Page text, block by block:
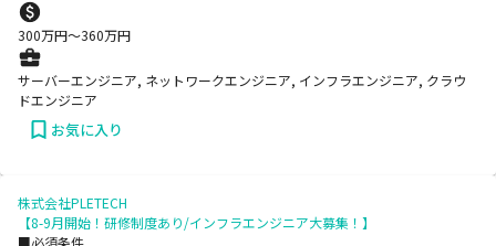
300万円〜360万円
サーバーエンジニア, ネットワークエンジニア, インフラエンジニア, クラウ
ドエンジニア
お気に入り
株式会社PLETECH
【8-9月開始！研修制度あり/インフラエンジニア大募集！】
■必須条件